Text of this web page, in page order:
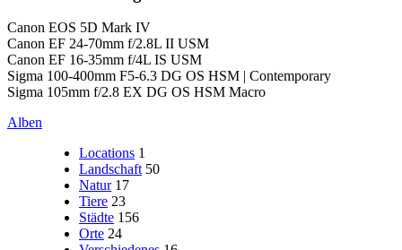
Canon EOS 5D Mark IV
Canon EF 24-70mm f/2.8L II USM
Canon EF 16-35mm f/4L IS USM
Sigma 100-400mm F5-6.3 DG OS HSM | Contemporary
Sigma 105mm f/2.8 EX DG OS HSM Macro
Alben
Locations 1
Landschaft 50
Natur 17
Tiere 23
Städte 156
Orte 24